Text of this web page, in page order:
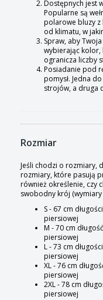
Dostępnych jest
Popularne są
polarowe bluzy z
od klimatu, w
Spraw, aby
wybierając kolor,
ogranicza liczby
Posiadanie pod
pomysł. Jedna
strojów, a druga
Rozmiar
Jeśli chodzi o rozmiary,
rozmiary, które pasują
również określenie, czy
swobodny krój
S - 67 cm
piersiowej
M - 70 cm
piersiowej
L - 73 cm
piersiowej
XL - 76 cm
piersiowej
2XL - 78 cm
piersiowej